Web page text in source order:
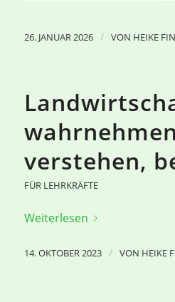
26. JANUAR 2026 / VON HEIKE
verstehen,
FÜR LEHRKRÄFTE
Weiterlesen
14. OKTOBER 2023 / VON HEIKE